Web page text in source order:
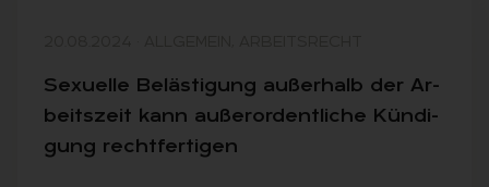
Se­xu­el­le Be­läs­ti­gung au­ßer­halb der Ar­
beits­zeit kann au­ßer­or­dent­li­che Kün­di­
gung recht­fer­ti­gen